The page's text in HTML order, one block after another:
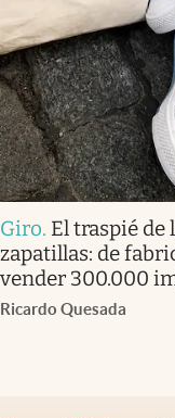
Giro. El traspié de
zapatillas: de
vender 300.000
Ricardo Quesada